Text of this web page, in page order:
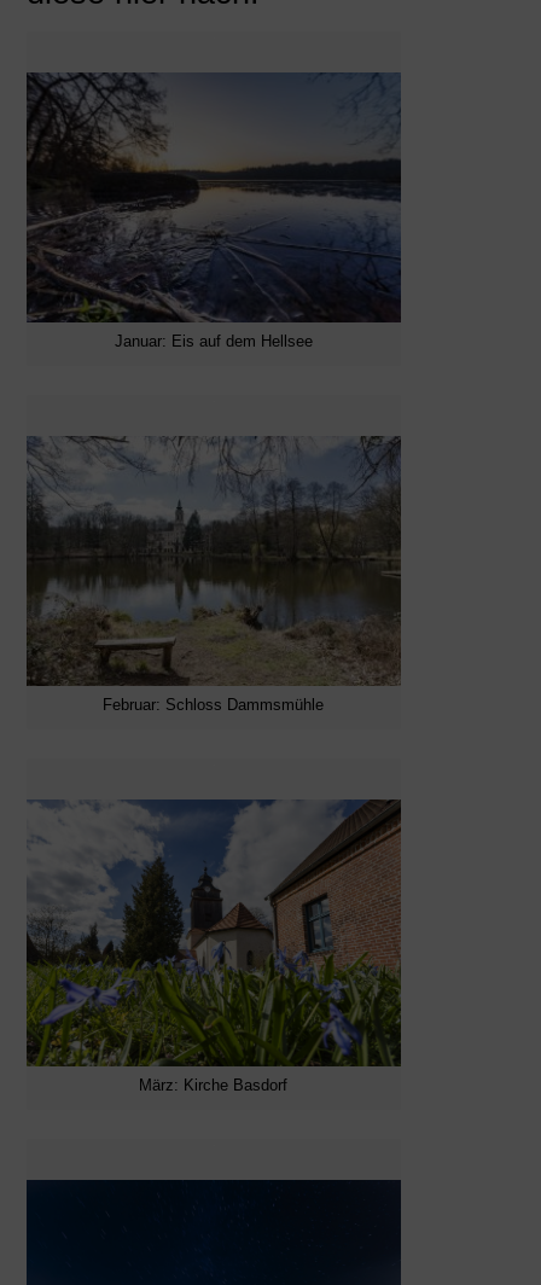
Januar: Eis auf dem Hellsee
Februar: Schloss Dammsmühle
März: Kirche Basdorf